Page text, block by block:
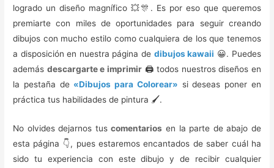
logrado un diseño magnífico 💥🎊. Es por eso que queremos
premiarte con miles de oportunidades para seguir creando
dibujos con mucho estilo como cualquiera de los que tenemos
a disposición en nuestra página de dibujos kawaii 😀. Puedes
además descargarte e imprimir 🖨️ todos nuestros diseños en
la pestaña de «Dibujos para Colorear» si deseas poner en
práctica tus habilidades de pintura 🖌️.
No olvides dejarnos tuscomentarios en la parte de abajo de
esta página 👇, pues estaremos encantados de saber cuál ha
sido tu experiencia con este dibujo y de recibir cualquier